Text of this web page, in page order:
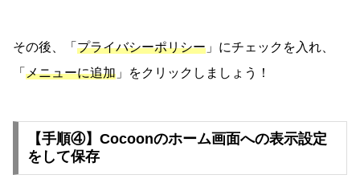
その後、「 プライバシーポリシー 」にチェックを入れ、
「 メニューに追加 」をクリックしましょう！
【手順④】Cocoonのホーム画面への表示設定
をして保存